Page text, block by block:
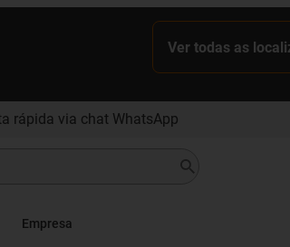
Ver todas as
rápida via chat WhatsApp
Empresa